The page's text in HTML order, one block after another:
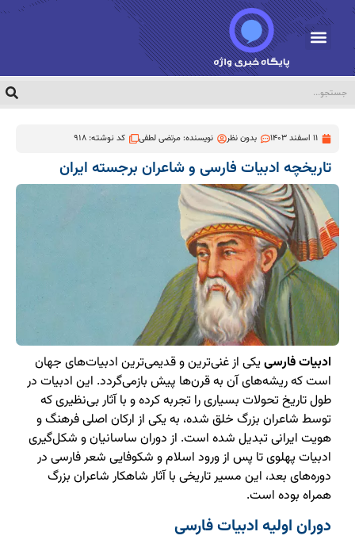
11 اسفند 1403 بدون نظر نویسنده:مرتضی لطفی کد نوشته: 918
تاریخچه ادبیات فارسی و شاعران برجسته ایران
ادبیات فارسییکی از غنی‌ترین و قدیمی‌ترین ادبیات‌های جهان
است که ریشه‌های آن به قرن‌ها پیش بازمی‌گردد. این ادبیات در
طول تاریخ تحولات بسیاری را تجربه کرده و با آثار بی‌نظیری که
توسط شاعران بزرگ خلق شده، به یکی از ارکان اصلی فرهنگ و
هویت ایرانی تبدیل شده است. از دوران ساسانیان و شکل‌گیری
ادبیات پهلوی تا پس از ورود اسلام و شکوفایی شعر فارسی در
دوره‌های بعد، این مسیر تاریخی با آثار شاهکار شاعران بزرگ
همراه بوده است.
دوران اولیه ادبیات فارسی